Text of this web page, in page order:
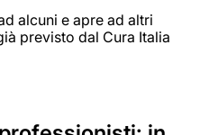
alcuni e apre ad altri
previsto dal Cura Italia